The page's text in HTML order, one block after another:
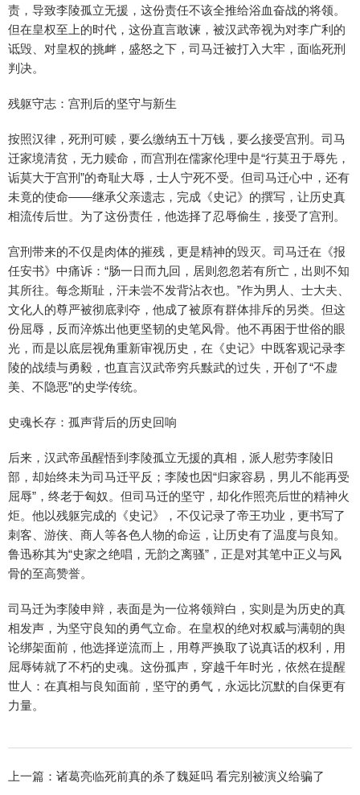
责，导致李陵孤立无援，这份责任不该全推给浴血奋战的将领。
但在皇权至上的时代，这份直言敢谏，被汉武帝视为对李广利的
诋毁、对皇权的挑衅，盛怒之下，司马迁被打入大牢，面临死刑
判决。
残躯守志：宫刑后的坚守与新生
按照汉律，死刑可赎，要么缴纳五十万钱，要么接受宫刑。司马
迁家境清贫，无力赎命，而宫刑在儒家伦理中是“行莫丑于辱先，
诟莫大于宫刑”的奇耻大辱，士人宁死不受。但司马迁心中，还有
未竟的使命——继承父亲遗志，完成《史记》的撰写，让历史真
相流传后世。为了这份责任，他选择了忍辱偷生，接受了宫刑。
宫刑带来的不仅是肉体的摧残，更是精神的毁灭。司马迁在《报
任安书》中痛诉：“肠一日而九回，居则忽忽若有所亡，出则不知
其所往。每念斯耻，汗未尝不发背沾衣也。”作为男人、士大夫、
文化人的尊严被彻底剥夺，他成了被原有群体排斥的另类。但这
份屈辱，反而淬炼出他更坚韧的史笔风骨。他不再困于世俗的眼
光，而是以底层视角重新审视历史，在《史记》中既客观记录李
陵的战绩与勇毅，也直言汉武帝穷兵黩武的过失，开创了“不虚
美、不隐恶”的史学传统。
史魂长存：孤声背后的历史回响
后来，汉武帝虽醒悟到李陵孤立无援的真相，派人慰劳李陵旧
部，却始终未为司马迁平反；李陵也因“归家容易，男儿不能再受
屈辱”，终老于匈奴。但司马迁的坚守，却化作照亮后世的精神火
炬。他以残躯完成的《史记》，不仅记录了帝王功业，更书写了
刺客、游侠、商人等各色人物的命运，让历史有了温度与良知。
鲁迅称其为“史家之绝唱，无韵之离骚”，正是对其笔中正义与风
骨的至高赞誉。
司马迁为李陵申辩，表面是为一位将领辩白，实则是为历史的真
相发声，为坚守良知的勇气立命。在皇权的绝对权威与满朝的舆
论绑架面前，他选择逆流而上，用尊严换取了说真话的权利，用
屈辱铸就了不朽的史魂。这份孤声，穿越千年时光，依然在提醒
世人：在真相与良知面前，坚守的勇气，永远比沉默的自保更有
力量。
上一篇： 诸葛亮临死前真的杀了魏延吗 看完别被演义给骗了